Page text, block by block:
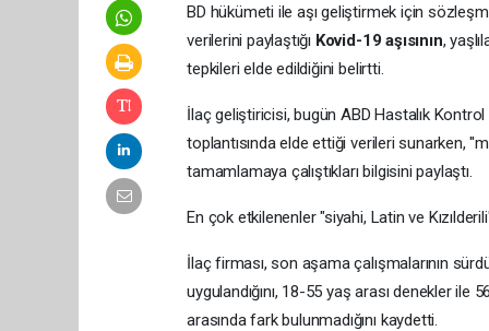
BD hükümeti ile aşı geliştirmek için
verilerini paylaştığı Kovid-19 aşısının,
tepkileri elde edildiğini belirtti.
İlaç geliştiricisi, bugün ABD Hastalık
toplantısında elde ettiği verileri sunarken,
tamamlamaya çalıştıkları bilgisini paylaştı.
En çok etkilenenler "siyahi, Latin ve
İlaç firması, son aşama çalışmalarının
uygulandığını, 18-55 yaş arası denekler
arasında fark bulunmadığını kaydetti.